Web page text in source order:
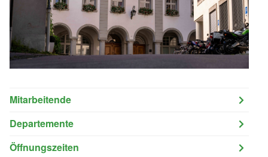
Mitarbeitende
Departemente
Öffnungszeiten